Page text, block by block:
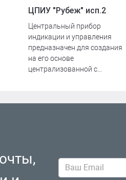
ЦПИУ "Рубеж" исп.2
Центральный прибор
индикации и управления
предназначен для создания
на его основе
централизованной с...